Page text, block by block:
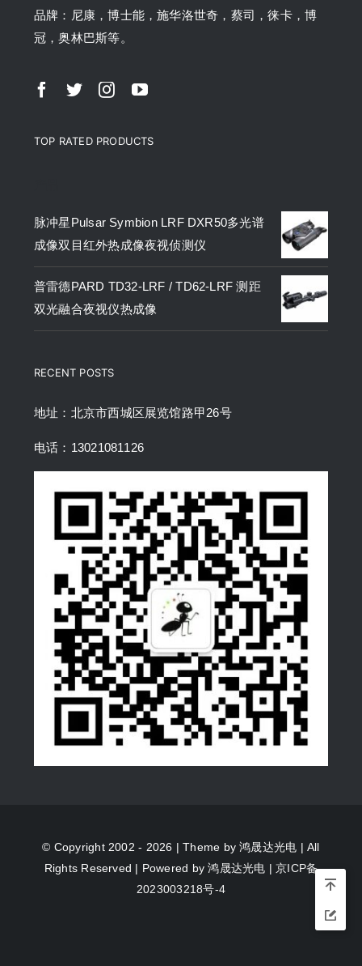
品牌：尼康，博士能，施华洛世奇，蔡司，徕卡，博
冠，奥林巴斯等。
TOP RATED PRODUCTS
脉冲星Pulsar Symbion LRF DXR50多光谱
成像双目红外热成像夜视侦测仪
普雷德PARD TD32-LRF / TD62-LRF 测距
双光融合夜视仪热成像
RECENT POSTS
地址：北京市西城区展览馆路甲26号
电话：13021081126
© Copyright 2002 - 2026 | Theme by鸿晟达光电 | All
Rights Reserved | Powered by鸿晟达光电 |京ICP备
2023003218号-4